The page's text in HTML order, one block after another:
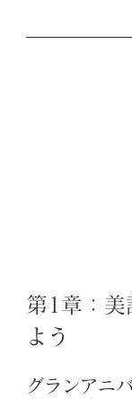
第1章：美
よう
グランアニ